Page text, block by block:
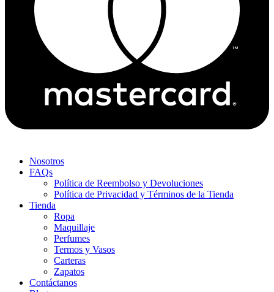
Nosotros
FAQs
Política de Reembolso y Devoluciones
Política de Privacidad y Términos de la Tienda
Tienda
Ropa
Maquillaje
Perfumes
Termos y Vasos
Carteras
Zapatos
Contáctanos